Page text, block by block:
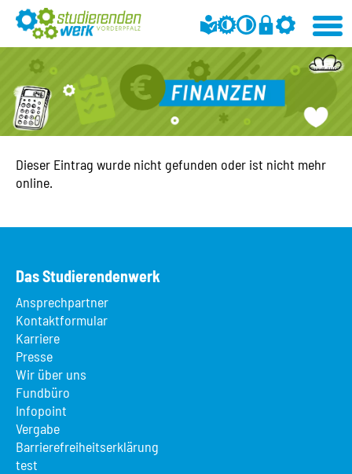
Dieser Eintrag wurde nicht gefunden oder ist nicht mehr
online.
Das Studierendenwerk
Ansprechpartner
Kontaktformular
Karriere
Presse
Wir über uns
Fundbüro
Infopoint
Vergabe
Barrierefreiheitserklärung
test